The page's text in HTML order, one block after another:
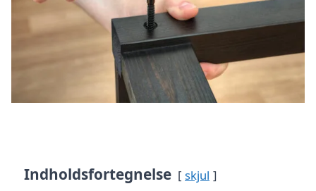
Indholdsfortegnelse skjul